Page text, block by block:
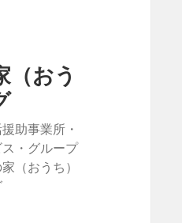
（おう
助事業所・
・グループ
（おうち）